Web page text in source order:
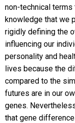
non-technical
knowledge that we
rigidly defining the
influencing our
personality and
lives because the
compared to the
futures are in our
genes.
that gene